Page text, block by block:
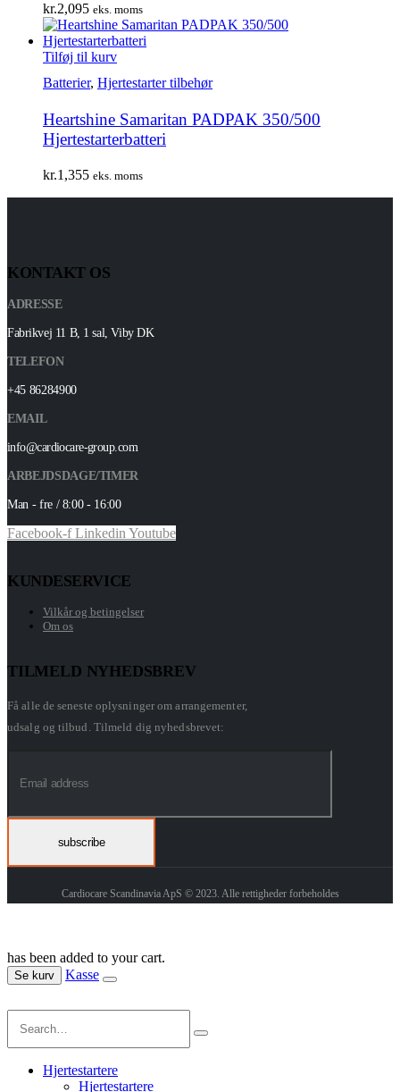
kr.2,095 eks. moms
Tilføj til kurv
Batterier, Hjertestarter tilbehør
Heartshine Samaritan PADPAK 350/500
Hjertestarterbatteri
kr.1,355 eks. moms
KONTAKT OS
ADRESSE
Fabrikvej 11 B, 1 sal, Viby DK
TELEFON
+45 86284900
EMAIL
info@cardiocare-group.com
ARBEJDSDAGE/TIMER
Man - fre / 8:00 - 16:00
Facebook-f Linkedin Youtube
KUNDESERVICE
Vilkår og betingelser
Om os
TILMELD NYHEDSBREV
Få alle de seneste oplysninger om arrangementer,
udsalg og tilbud. Tilmeld dig nyhedsbrevet:
Cardiocare Scandinavia ApS © 2023. Alle rettigheder forbeholdes
has been added to your cart.
Se kurv Kasse
Hjertestartere
Hjertestartere